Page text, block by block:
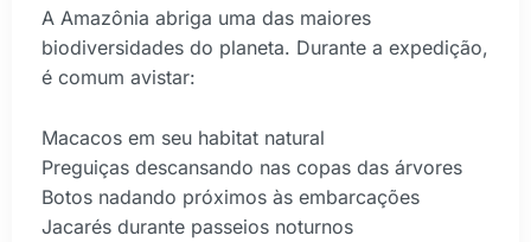
A Amazônia abriga uma das maiores
biodiversidades do planeta. Durante a expedição,
é comum avistar:
Macacos em seu habitat natural
Preguiças descansando nas copas das árvores
Botos nadando próximos às embarcações
Jacarés durante passeios noturnos